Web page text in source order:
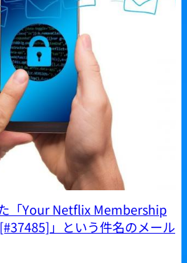
た「Your Netflix Membership
」という件名のメール